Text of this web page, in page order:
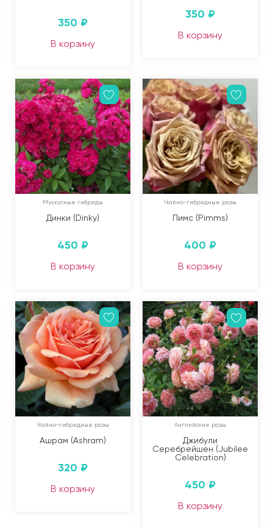
350 ₽
В корзину
350 ₽
В корзину
Мускусные гибриды
Динки (Dinky)
450 ₽
В корзину
Чайно-гибридные розы
Пимс (Pimms)
400 ₽
В корзину
Чайно-гибридные розы
Ашрам (Ashram)
320 ₽
В корзину
Английские розы
Джибули
Серебрейшен (Jubilee
Celebration)
450 ₽
В корзину